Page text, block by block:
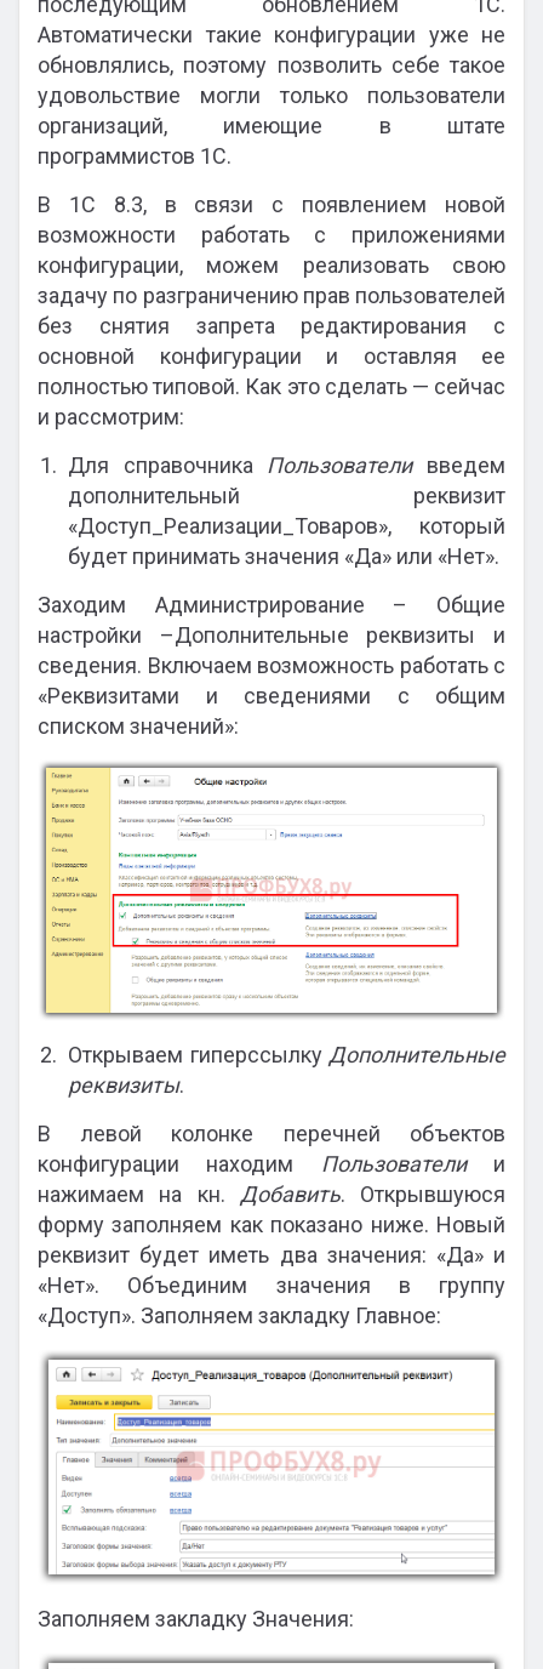
Автоматически такие конфигурации уже не
обновлялись, поэтому позволить себе такое
удовольствие могли только пользователи
организаций, имеющие в штате
программистов 1С.
В 1С 8.3, в связи с появлением новой
возможности работать с приложениями
конфигурации, можем реализовать свою
задачу по разграничению прав пользователей
без снятия запрета редактирования с
основной конфигурации и оставляя ее
полностью типовой. Как это сделать — сейчас
и рассмотрим:
Для справочника Пользователивведем
дополнительный реквизит
«Доступ_Реализации_Товаров», который
будет принимать значения «Да» или «Нет».
Заходим Администрирование – Общие
настройки –Дополнительные реквизиты и
сведения. Включаем возможность работать с
«Реквизитами и сведениями с общим
списком значений»:
Открываем гиперссылку Дополнительные
реквизиты.
В левой колонке перечней объектов
конфигурации находим Пользователии
нажимаем на кн. Добавить. Открывшуюся
форму заполняем как показано ниже. Новый
реквизит будет иметь два значения: «Да» и
«Нет». Объединим значения в группу
«Доступ». Заполняем закладку Главное:
Заполняем закладку Значения: